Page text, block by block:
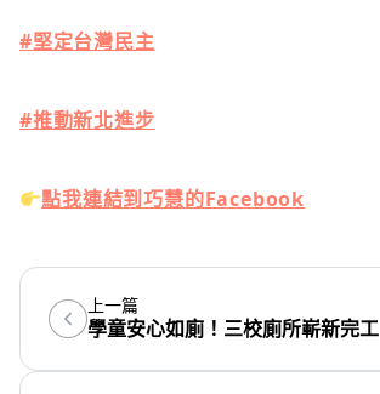
#堅定台灣民主
#推動新北進步
點我連結到巧慧的Facebook
上一篇
學童安心如廁！三校廁所嶄新完工